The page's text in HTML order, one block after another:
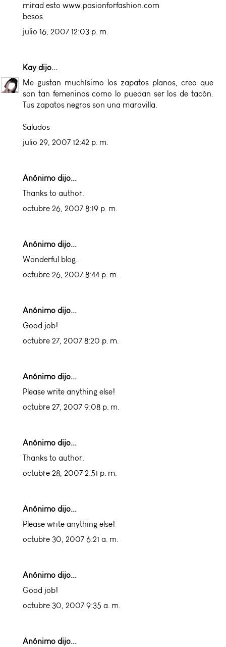
mirad esto www.pasionforfashion.com
besos
julio 16, 2007 12:03 p. m.
Kaydijo...
Me gustan muchísimo los zapatos planos, creo que
son tan femeninos como lo puedan ser los de tacón.
Tus zapatos negros son una maravilla.
Saludos
julio 29, 2007 12:42 p. m.
Anónimo dijo...
Thanks to author.
octubre 26, 2007 8:19 p. m.
Anónimo dijo...
Wonderful blog.
octubre 26, 2007 8:44 p. m.
Anónimo dijo...
Good job!
octubre 27, 2007 8:20 p. m.
Anónimo dijo...
Please write anything else!
octubre 27, 2007 9:08 p. m.
Anónimo dijo...
Thanks to author.
octubre 28, 2007 2:51 p. m.
Anónimo dijo...
Please write anything else!
octubre 30, 2007 6:21 a. m.
Anónimo dijo...
Good job!
octubre 30, 2007 9:35 a. m.
Anónimo dijo...